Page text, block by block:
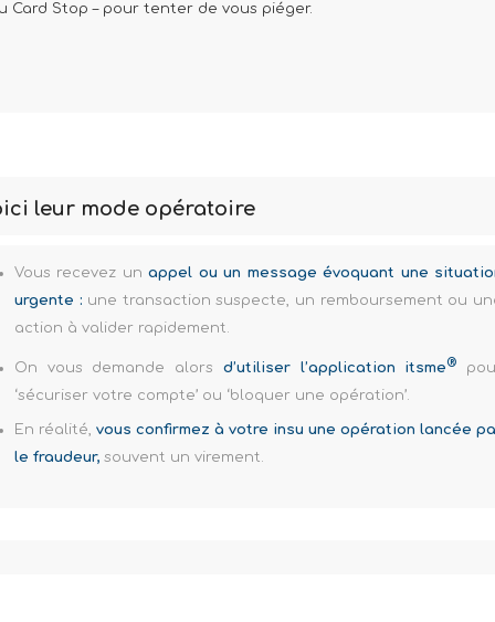
Card Stop – pour tenter de vous piéger.
leur mode opératoire
Vous recevez unappel ou un message évoquant une
urgente : une transaction suspecte, un remboursement ou
action à valider rapidement.
On vous demande alors d’utiliser l’application itsme®
‘sécuriser votre compte’ ou ‘bloquer une opération’.
En réalité, vous confirmez à votre insu une opération lancée
le fraudeur, souvent un virement.